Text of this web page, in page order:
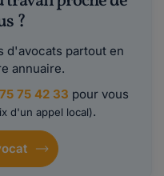
?
d'avocats partout en
annuaire.
75 42 33 pour vous
d'un appel local).